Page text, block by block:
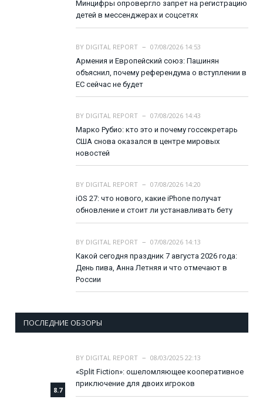
Минцифры опровергло запрет на регистрацию
детей в мессенджерах и соцсетях
BY DIGITAL REPORT
07/08/2026 14:53
Армения и Европейский союз: Пашинян
объяснил, почему референдума о вступлении в
ЕС сейчас не будет
BY DIGITAL REPORT
07/08/2026 14:43
Марко Рубио: кто это и почему госсекретарь
США снова оказался в центре мировых
новостей
BY DIGITAL REPORT
07/08/2026 14:20
iOS 27: что нового, какие iPhone получат
обновление и стоит ли устанавливать бету
BY DIGITAL REPORT
07/08/2026 14:13
Какой сегодня праздник 7 августа 2026 года:
День пива, Анна Летняя и что отмечают в
России
ПОСЛЕДНИЕ ОБЗОРЫ
8.7
BY DIGITAL REPORT
08/03/2025 22:13
«Split Fiction»: ошеломляющее кооперативное
приключение для двоих игроков